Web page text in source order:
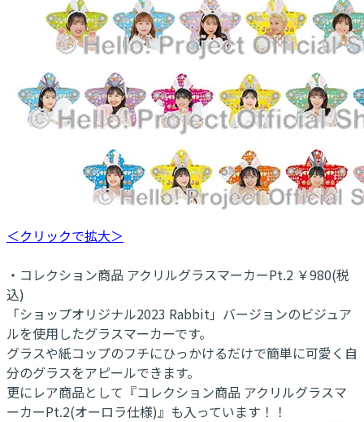
＜クリックで拡大＞
・コレクション商品 アクリルグラスマーカーPt.2 ￥980(税
込)
「ショップオリジナル2023 Rabbit」バージョンのビジュア
ルを使用したグラスマーカーです。
グラスや紙コップのフチにひっかけるだけで簡単に可愛く自
分のグラスをアピールできます。
更にレア商品として『コレクション商品 アクリルグラスマ
ーカーPt.2(オーロラ仕様)』も入っています！！